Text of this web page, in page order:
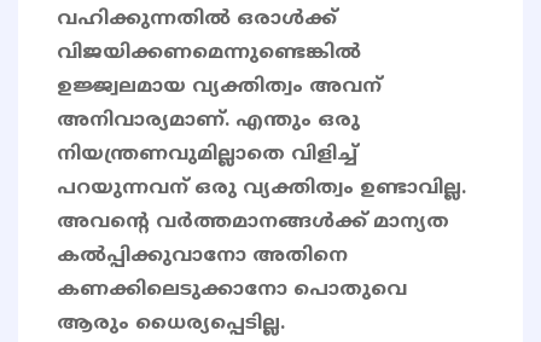
വഹിക്കുന്നതിൽ ഒരാൾക്ക്
വിജയിക്കണമെന്നുണ്ടെങ്കിൽ
ഉജ്ജ്വലമായ വ്യക്തിത്വം അവന്
അനിവാര്യമാണ്. എന്തും ഒരു
നിയന്ത്രണവുമില്ലാതെ വിളിച്ച്
പറയുന്നവന് ഒരു വ്യക്തിത്വം ഉണ്ടാവില്ല.
അവന്റെ വർത്തമാനങ്ങൾക്ക് മാന്യത
കൽപ്പിക്കുവാനോ അതിനെ
കണക്കിലെടുക്കാനോ പൊതുവെ
ആരും ധൈര്യപ്പെടില്ല.